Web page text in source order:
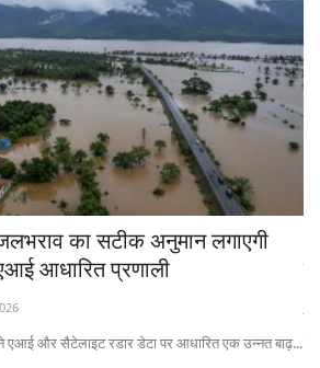
का सटीक अनुमान लगाएगी
आधारित प्रणाली
एआई और सैटेलाइट रडार डेटा पर आधारित एक उन्नत बाढ़...